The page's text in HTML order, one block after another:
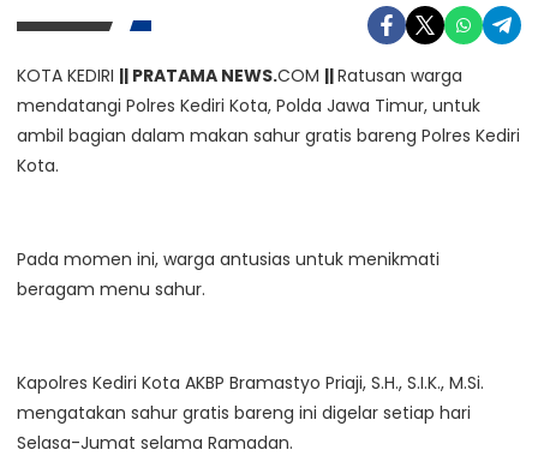
KOTA KEDIRI || PRATAMA NEWS.COM ||Ratusan warga
mendatangi Polres Kediri Kota, Polda Jawa Timur, untuk
ambil bagian dalam makan sahur gratis bareng Polres Kediri
Kota.
Pada momen ini, warga antusias untuk menikmati
beragam menu sahur.
Kapolres Kediri Kota AKBP Bramastyo Priaji, S.H., S.I.K., M.Si.
mengatakan sahur gratis bareng ini digelar setiap hari
Selasa-Jumat selama Ramadan.